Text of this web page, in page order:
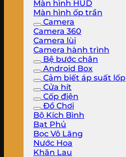
Màn hình HUD
Màn hình ốp trần
Camera
Camera 360
Camera lùi
Camera hành trình
Bệ bước chân
Android Box
Cảm biết áp suất lốp
Cửa hít
Cốp điện
Đồ Chơi
Bộ Kích Bình
Bạt Phủ
Bọc Vô Lăng
Nước Hoa
Khăn Lau